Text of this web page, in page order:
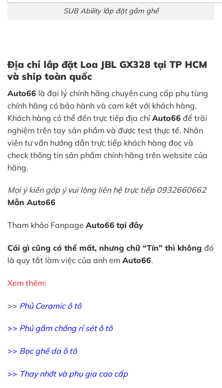
SUB Ability lắp đặt gầm ghế
Địa chỉ lắp đặt Loa JBL GX328 tại TP HCM
và ship toàn quốc
Auto66 là đại lý chính hãng chuyên cung cấp phụ tùng
chính hãng có bảo hành và cam kết với khách hàng.
Khách hàng có thể đến trực tiếp địa chỉ Auto66 để trãi
nghiệm trên tay sản phầm và được test thực tế. Nhân
viên tư vấn hướng dẫn trực tiếp khách hàng đọc và
check thông tin sản phẩm chính hãng trên website của
hãng.
Mọi ý kiến góp ý vui lòng liên hệ trực tiếp 0932660662
Mẫn Auto66
Tham khảo Fanpage Auto66 tại đây
Cái gì cũng có thể mất, nhưng chữ “Tín” thì không đó
là quy tắt làm việc của anh em Auto66.
Xem thêm:
>> Phủ Ceramic ô tô
>> Phủ gầm chống rỉ sét ô tô
>> Bọc ghế da ô tô
>> Thay nhớt và phụ gia cao cấp